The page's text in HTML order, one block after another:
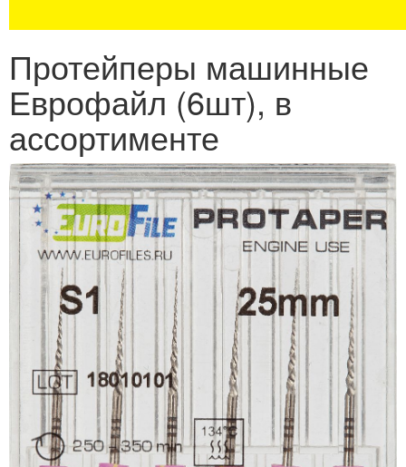
Протейперы машинные
Еврофайл (6шт), в
ассортименте